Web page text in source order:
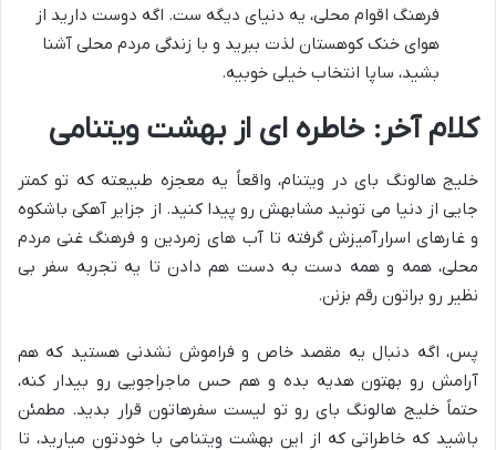
فرهنگ اقوام محلی، یه دنیای دیگه ست. اگه دوست دارید از
هوای خنک کوهستان لذت ببرید و با زندگی مردم محلی آشنا
بشید، ساپا انتخاب خیلی خوبیه.
کلام آخر: خاطره ای از بهشت ویتنامی
خلیج هالونگ بای در ویتنام، واقعاً یه معجزه طبیعته که تو کمتر
جایی از دنیا می تونید مشابهش رو پیدا کنید. از جزایر آهکی باشکوه
و غارهای اسرارآمیزش گرفته تا آب های زمردین و فرهنگ غنی مردم
محلی، همه و همه دست به دست هم دادن تا یه تجربه سفر بی
نظیر رو براتون رقم بزنن.
پس، اگه دنبال یه مقصد خاص و فراموش نشدنی هستید که هم
آرامش رو بهتون هدیه بده و هم حس ماجراجویی رو بیدار کنه،
حتماً خلیج هالونگ بای رو تو لیست سفرهاتون قرار بدید. مطمئن
باشید که خاطراتی که از این بهشت ویتنامی با خودتون میارید، تا